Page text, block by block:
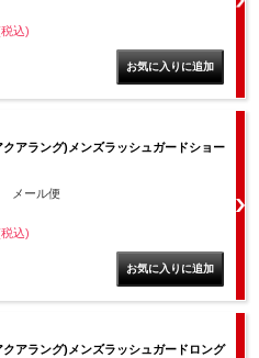
込)
アラング)メンズラッシュガードショー
メール便
込)
アラング)メンズラッシュガードロング